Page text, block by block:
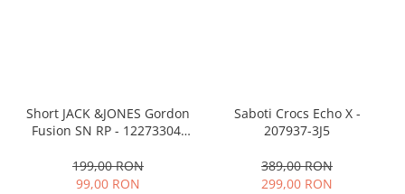
Short JACK &JONES Gordon
Fusion SN RP - 12273304-
199,00 RON
99,00 RON
Saboti Crocs Echo X -
207937-3J5
389,00 RON
299,00 RON